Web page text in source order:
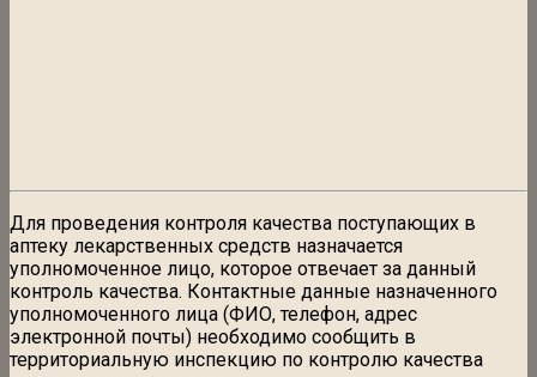
Для проведения контроля качества поступающих в
аптеку лекарственных средств назначается
уполномоченное лицо, которое отвечает за данный
контроль качества. Контактные данные назначенного
уполномоченного лица (ФИО, телефон, адрес
электронной почты) необходимо сообщить в
территориальную инспекцию по контролю качества